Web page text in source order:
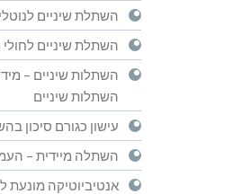
השתלת שיניים
השתלת שיניים
השתלות שיניים –
השתלות שיניים
עישון כגורם סיכון
השתלה מיידית –
אנטיביוטיקה מונעת